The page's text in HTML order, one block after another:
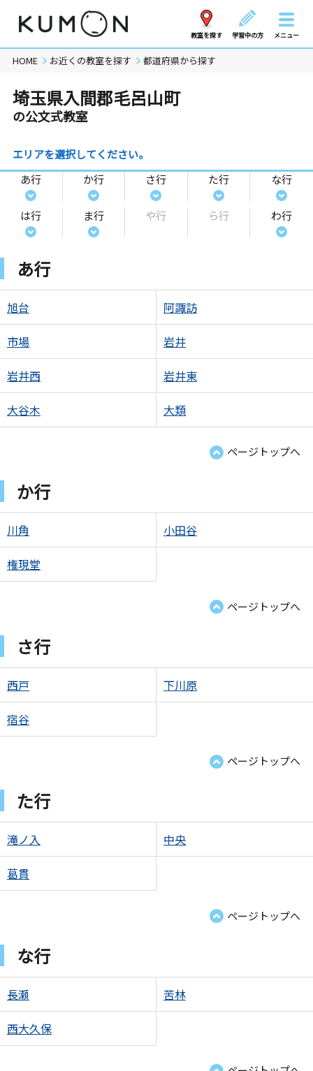
教室を探す 学習中の方 メニュー
HOME お近くの教室を探す 都道府県から探す
埼玉県入間郡毛呂山町
の公文式教室
エリアを選択してください。
あ行
か行 さ行 た行 な行
は行 ま行 や行 ら行 わ行
あ行
旭台 阿諏訪
市場 岩井
岩井西 岩井東
大谷木 大類
ページトップへ
か行
川角 小田谷
権現堂
ページトップへ
さ行
西戸 下川原
宿谷
ページトップへ
た行
滝ノ入 中央
葛貫
ページトップへ
な行
長瀬 苦林
西大久保